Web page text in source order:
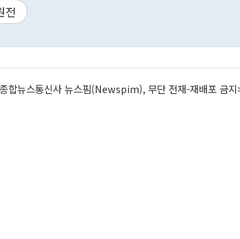
전
합뉴스통신사 뉴스핌(Newspim), 무단 전재-재배포 금지